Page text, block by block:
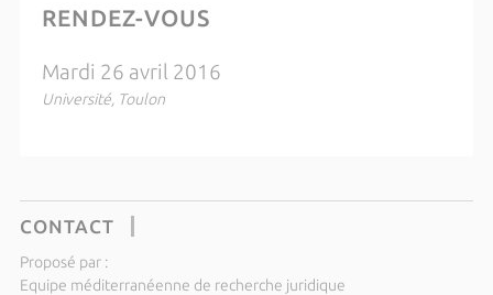
RENDEZ-VOUS
Mardi 26 avril 2016
Université, Toulon
CONTACT
Proposé par :
Equipe méditerranéenne de recherche juridique